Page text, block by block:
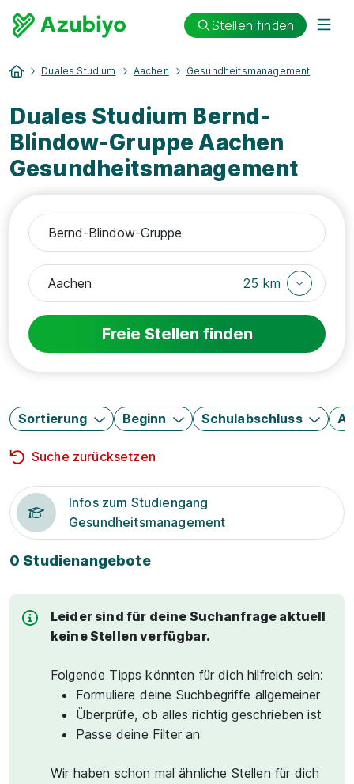
Stellen finden
Duales Studium Aachen Gesundheitsmanagement
Duales Studium Bernd-
Blindow-Gruppe Aachen
Gesundheitsmanagement
25 km
Freie Stellen finden
Sortierung Beginn Schulabschluss
Suche zurücksetzen
Infos zum Studiengang
Gesundheitsmanagement
0 Studienangebote
Leider sind für deine Suchanfrage aktuell
keine Stellen verfügbar.
Folgende Tipps könnten für dich hilfreich sein:
Formuliere deine Suchbegriffe allgemeiner
Überprüfe, ob alles richtig geschrieben ist
Passe deine Filter an
Wir haben schon mal ähnliche Stellen für dich